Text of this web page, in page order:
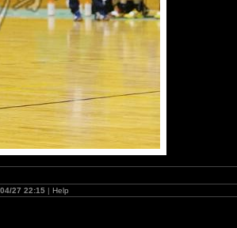
27 22:15| Help